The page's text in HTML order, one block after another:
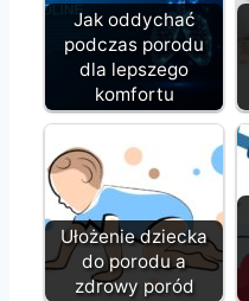
Jak oddychać
podczas porodu
dla lepszego
komfortu
Ułożenie dziecka
do porodu a
zdrowy poród